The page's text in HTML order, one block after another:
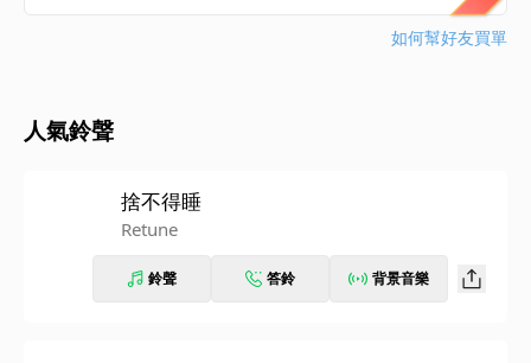
如何幫好友買單
人氣鈴聲
捨不得睡
Retune
鈴聲 答鈴 背景音樂